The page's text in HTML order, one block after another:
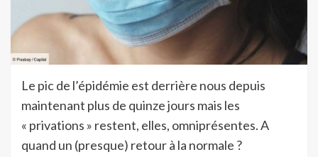
Le pic de l’épidémie est derrière nous depuis
maintenant plus de quinze jours mais les
« privations » restent, elles, omniprésentes. A
quand un (presque) retour à la normale ?